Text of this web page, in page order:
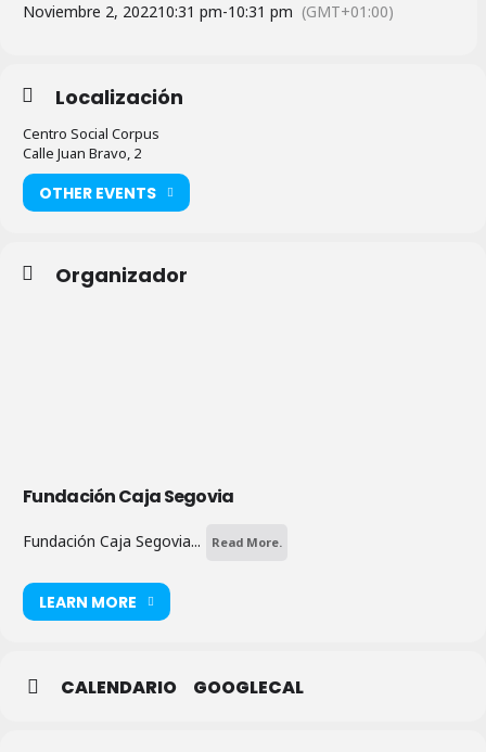
Noviembre 2, 202210:31 pm-10:31 pm (GMT+01:00)
Localización
Centro Social Corpus
Calle Juan Bravo, 2
OTHER EVENTS
Organizador
Fundación Caja Segovia
Fundación Caja Segovia... Read More.
LEARN MORE
CALENDARIO GOOGLECAL